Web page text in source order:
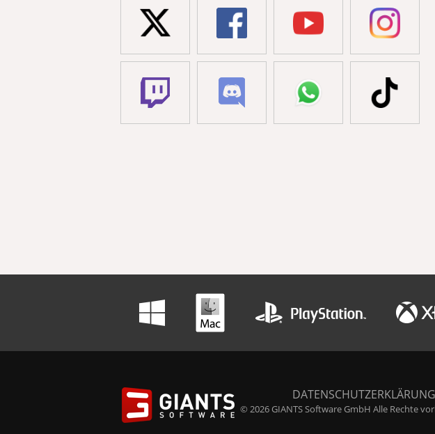
DATENSCHUTZERKLÄRUNG
© 2026 GIANTS Software GmbH Alle Rechte